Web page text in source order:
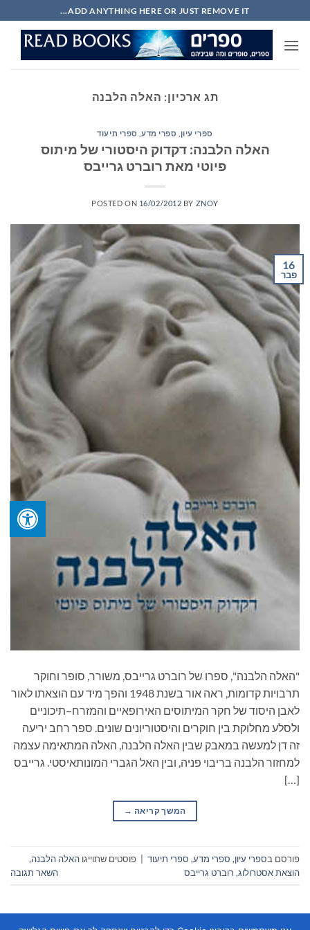
to
content
ADD ANYTHING HERE OR JUST REMOVE IT...
תג ארכיון: האלה הלבנה
ספרי עיון, ספרי מדע, ספרי תיעוד
האלה הלבנה: דקדוק היסטורי של מיתוס
פיוטי מאת רוברט גרייבס
POSTED ON 16/02/2012 BY ZNOY
16
פבר
"האלה הלבנה", ספרו של רוברט גרייבס, משורר, סופר וחוקר
תרבויות קדומות, ראה אור בשנת 1948 והפך מיד עם הוצאתו לאור
לאבן היסוד של חקר המיתוסים האירופאיים והמזרח–תיכוניים
ולסלע מחלוקת בין חוקרים והיסטוריונים שונים. ספר רחב יריעה
זה דן למעשה במאבק שבין האלה הלבנה, האלה המתאימה עצמה
למחזור הלבנה בריבוי פניה, ובין האל הגברי המונותאיסטי. גרייבס
[…]
המשך קריאה →
פורסם בספרי עיון, ספרי מדע, ספרי תיעוד | פוסטים שתוייגו האלה הלבנה,
הוצאת אסטרולוג, רוברט גרייבס השאר תגובה